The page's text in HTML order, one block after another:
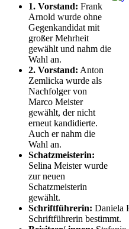
1. Vorstand: Frank
Arnold wurde ohne
Gegenkandidat mit
großer Mehrheit
gewählt und nahm die
Wahl an.
2. Vorstand: Anton
Zemlicka wurde als
Nachfolger von
Marco Meister
gewählt, der nicht
erneut kandidierte.
Auch er nahm die
Wahl an.
Schatzmeisterin:
Selina Meister wurde
zur neuen
Schatzmeisterin
gewählt.
Schriftführerin: Daniela
Schriftführerin bestimmt.